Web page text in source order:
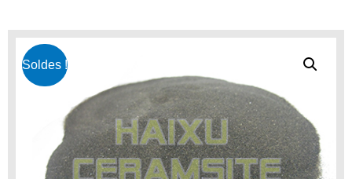
Soldes !